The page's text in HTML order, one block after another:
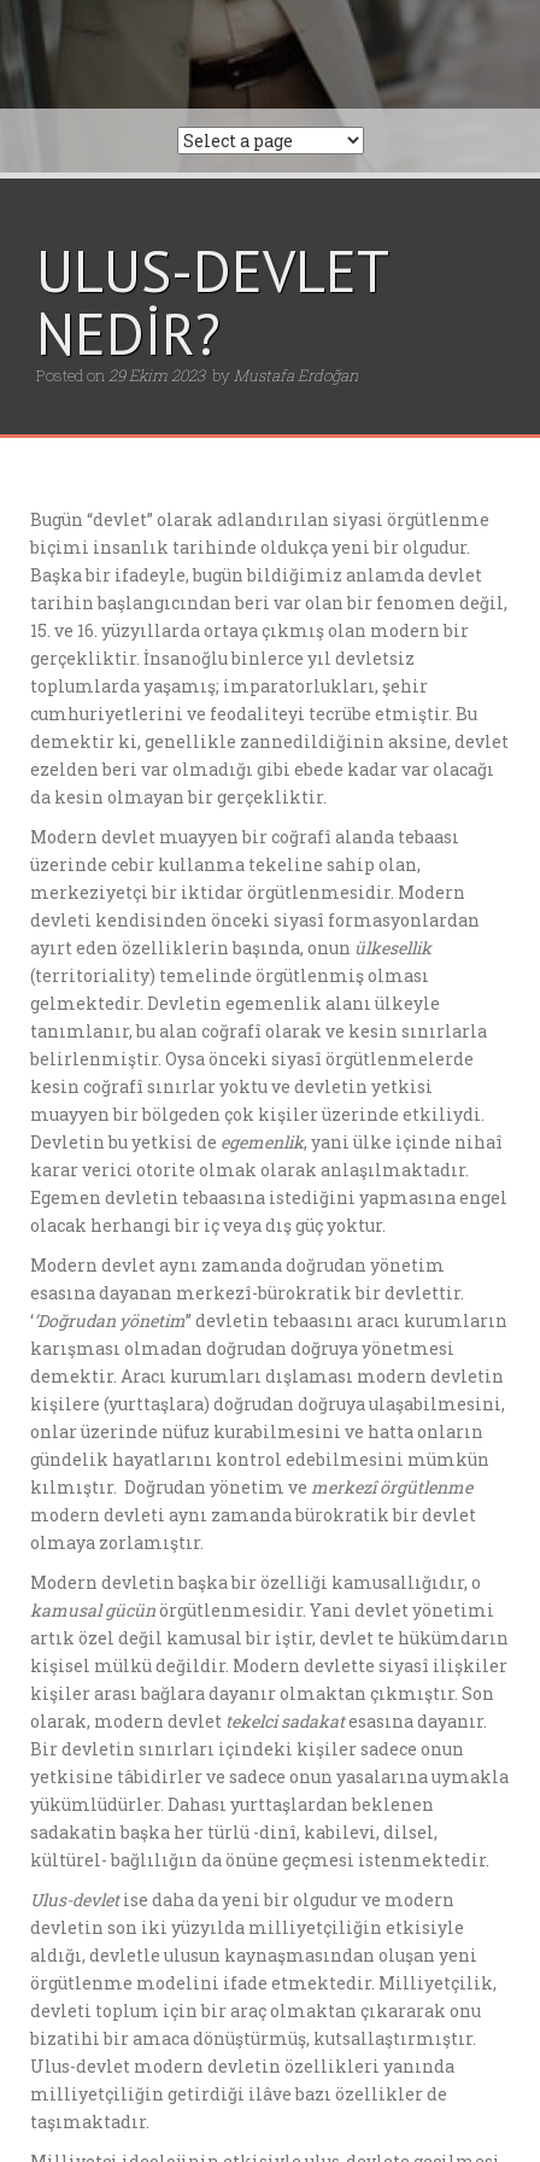
ULUS-DEVLET
NEDİR?
Posted on 29 Ekim 2023 by Mustafa Erdoğan
Bugün “devlet” olarak adlandırılan siyasi örgütlenme
biçimi insanlık tarihinde oldukça yeni bir olgudur.
Başka bir ifadeyle, bugün bildiğimiz anlamda devlet
tarihin başlangıcından beri var olan bir fenomen değil,
15. ve 16. yüzyıllarda ortaya çıkmış olan modern bir
gerçekliktir. İnsanoğlu binlerce yıl devletsiz
toplumlarda yaşamış; imparatorlukları, şehir
cumhuriyetlerini ve feodaliteyi tecrübe etmiştir. Bu
demektir ki, genellikle zannedildiğinin aksine, devlet
ezelden beri var olmadığı gibi ebede kadar var olacağı
da kesin olmayan bir gerçekliktir.
Modern devlet muayyen bir coğrafî alanda tebaası
üzerinde cebir kullanma tekeline sahip olan,
merkeziyetçi bir iktidar örgütlenmesidir. Modern
devleti kendisinden önceki siyasî formasyonlardan
ayırt eden özelliklerin başında, onun ülkesellik
(territoriality) temelinde örgütlenmiş olması
gelmektedir. Devletin egemenlik alanı ülkeyle
tanımlanır, bu alan coğrafî olarak ve kesin sınırlarla
belirlenmiştir. Oysa önceki siyasî örgütlenmelerde
kesin coğrafî sınırlar yoktu ve devletin yetkisi
muayyen bir bölgeden çok kişiler üzerinde etkiliydi.
Devletin bu yetkisi de egemenlik, yani ülke içinde nihaî
karar verici otorite olmak olarak anlaşılmaktadır.
Egemen devletin tebaasına istediğini yapmasına engel
olacak herhangi bir iç veya dış güç yoktur.
Modern devlet aynı zamanda doğrudan yönetim
esasına dayanan merkezî-bürokratik bir devlettir.
‘’Doğrudan yönetim’’ devletin tebaasını aracı kurumların
karışması olmadan doğrudan doğruya yönetmesi
demektir. Aracı kurumları dışlaması modern devletin
kişilere (yurttaşlara) doğrudan doğruya ulaşabilmesini,
onlar üzerinde nüfuz kurabilmesini ve hatta onların
gündelik hayatlarını kontrol edebilmesini mümkün
kılmıştır. Doğrudan yönetim ve merkezî örgütlenme
modern devleti aynı zamanda bürokratik bir devlet
olmaya zorlamıştır.
Modern devletin başka bir özelliği kamusallığıdır, o
kamusal gücünörgütlenmesidir. Yani devlet yönetimi
artık özel değil kamusal bir iştir, devlet te hükümdarın
kişisel mülkü değildir. Modern devlette siyasî ilişkiler
kişiler arası bağlara dayanır olmaktan çıkmıştır. Son
olarak, modern devlet tekelci sadakatesasına dayanır.
Bir devletin sınırları içindeki kişiler sadece onun
yetkisine tâbidirler ve sadece onun yasalarına uymakla
yükümlüdürler. Dahası yurttaşlardan beklenen
sadakatin başka her türlü -dinî, kabilevi, dilsel,
kültürel- bağlılığın da önüne geçmesi istenmektedir.
Ulus-devletise daha da yeni bir olgudur ve modern
devletin son iki yüzyılda milliyetçiliğin etkisiyle
aldığı, devletle ulusun kaynaşmasından oluşan yeni
örgütlenme modelini ifade etmektedir. Milliyetçilik,
devleti toplum için bir araç olmaktan çıkararak onu
bizatihi bir amaca dönüştürmüş, kutsallaştırmıştır.
Ulus-devlet modern devletin özellikleri yanında
milliyetçiliğin getirdiği ilâve bazı özellikler de
taşımaktadır.